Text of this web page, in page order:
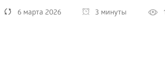
6 марта 2026 3 минуты